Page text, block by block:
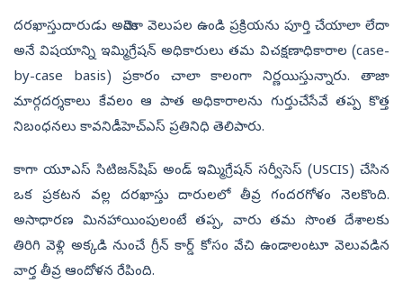
దరఖాస్తుదారుడు అమెరికా వెలుపల ఉండి ప్రక్రియను పూర్తి చేయాలా లేదా
అనే విషయాన్ని ఇమ్మిగ్రేషన్ అధికారులు తమ విచక్షణాధికారాల (case-
by-case basis) ప్రకారం చాలా కాలంగా నిర్ణయిస్తున్నారు. తాజా
మార్గదర్శకాలు కేవలం ఆ పాత అధికారాలను గుర్తుచేసేవే తప్ప కొత్త
నిబంధనలు కావనిడీహెచ్‌ఎస్‌ ప్రతినిధి తెలిపారు.
కాగా యూఎస్ సిటిజన్‌షిప్ అండ్ ఇమ్మిగ్రేషన్ సర్వీసెస్ (USCIS) చేసిన
ఒక ప్రకటన వల్ల దరఖాస్తు దారులలో తీవ్ర గందరగోళం నెలకొంది.
అసాధారణ మినహాయింపులంటే తప్ప, వారు తమ సొంత దేశాలకు
తిరిగి వెళ్లి అక్కడి నుంచే గ్రీన్ కార్డ్ కోసం వేచి ఉండాలంటూ వెలువడిన
వార్త తీవ్ర ఆందోళన రేపింది.